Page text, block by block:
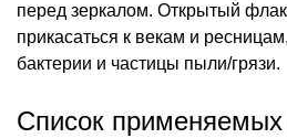
перед зеркалом. Открытый
прикасаться к векам и
бактерии и частицы пыли/грязи.
Список применяемых